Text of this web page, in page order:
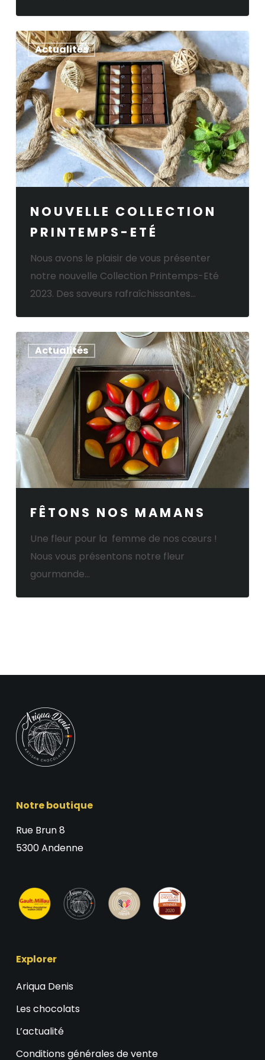
Nouvelle
Collection
Printemps-
Eté
Actualités
NOUVELLE COLLECTION
PRINTEMPS-ETÉ
Nous avons le plaisir de vous présenter
notre nouvelle Collection Printemps-Eté
2023. Des saveurs rafraîchissantes…
Fêtons
nos
mamans
Actualités
FÊTONS NOS MAMANS
Une fleur pour la femme de nos cœurs !
Nous vous présentons notre fleur
gourmande…
Notre boutique
Rue Brun 8
5300 Andenne
Explorer
Ariqua Denis
Les chocolats
L’actualité
Conditions générales de vente